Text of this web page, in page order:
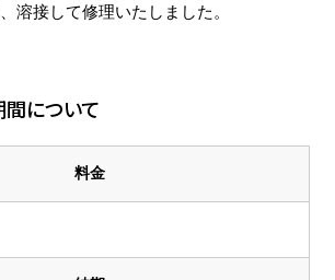
溶接して修理いたしました。
について
料金